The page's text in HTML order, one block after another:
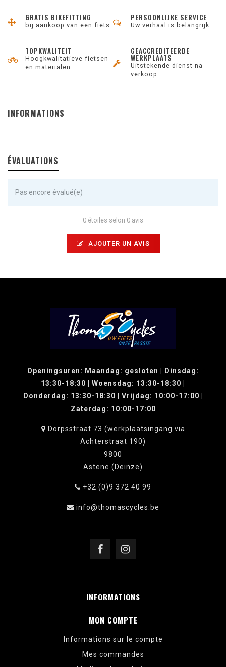
GRATIS BIKEFITTING
bij aankoop van een fiets
PERSOONLIJKE SERVICE
Uw verhaal is belangrijk
TOPKWALITEIT
Hoogkwalitatieve fietsen
en materialen
GEACCREDITEERDE
WERKPLAATS
Uitstekende dienst na
verkoop
INFORMATIONS
ÉVALUATIONS
Pas encore évalué(e)
0 étoiles selon 0 avis
AJOUTER UN AVIS
Openingsuren: Maandag: gesloten | Dinsdag:
13:30-18:30 | Woensdag: 13:30-18:30 |
Donderdag: 13:30-18:30 | Vrijdag: 10:00-17:00 |
Zaterdag: 10:00-17:00
Dorpsstraat 73 (werkplaatsingang via
Achterstraat 190)
9800
Astene (Deinze)
+32 (0)9 372 40 99
info@thomascycles.be
INFORMATIONS
MON COMPTE
Informations sur le compte
Mes commandes